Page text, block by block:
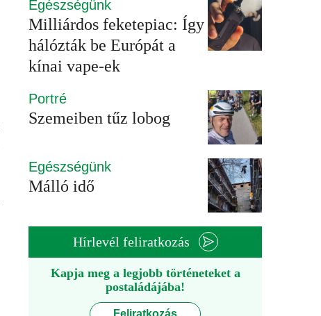
Egészségünk
Milliárdos feketepiac: Így
hálózták be Európát a
kínai vape-ek
Portré
Szemeiben tűz lobog
Egészségünk
Málló idő
Hírlevél feliratkozás
Kapja meg a legjobb történeteket a
postaládájába!